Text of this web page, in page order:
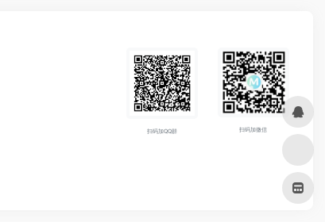
扫码加QQ群 扫码加微信